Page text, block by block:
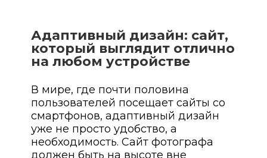
Адаптивный дизайн: cайт,
который выглядит отлично
на любом устройстве
В мире, где почти половина
пользователей посещает сайты со
смартфонов, адаптивный дизайн
уже не просто удобство, а
необходимость. Сайт фотографа
должен быть на высоте вне